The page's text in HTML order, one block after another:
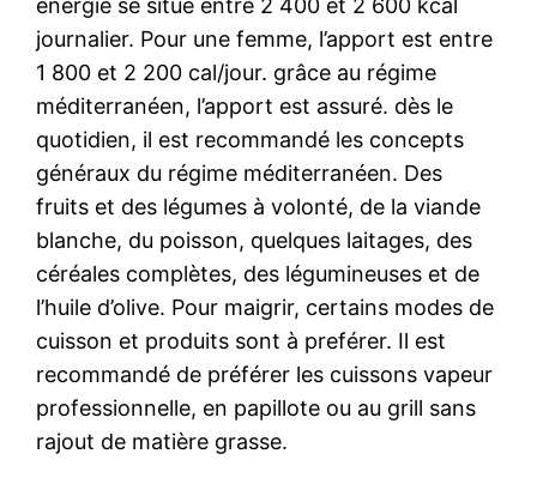
énergie se situe entre 2 400 et 2 600 kcal
journalier. Pour une femme, l’apport est entre
1 800 et 2 200 cal/jour. grâce au régime
méditerranéen, l’apport est assuré. dès le
quotidien, il est recommandé les concepts
généraux du régime méditerranéen. Des
fruits et des légumes à volonté, de la viande
blanche, du poisson, quelques laitages, des
céréales complètes, des légumineuses et de
l’huile d’olive. Pour maigrir, certains modes de
cuisson et produits sont à preférer. Il est
recommandé de préférer les cuissons vapeur
professionnelle, en papillote ou au grill sans
rajout de matière grasse.